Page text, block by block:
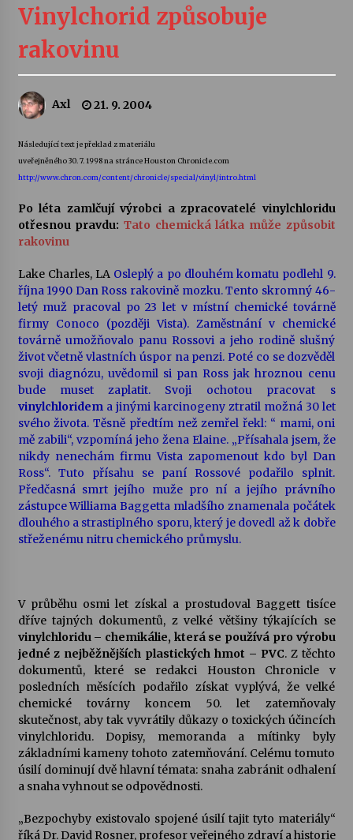
Sukuba Ensemble
4. 8. 2026
kapkou
30. 7. 2026
Pozvánka na integrační festival Quijotova
šedesátka: 28. 7.–1. 8. 2026
Letní koncerty ve Stromovce: Kolchoz a
Jenakaši
28. 7. 2026
Votavžatský ploty
23. 7. 2026
Letní koncerty ve Stromovce: Rufus Miller
22. 7. 2026
Vysočinka
17. 7. 2026
Za kulturou kousek za Humpolec. V Želivě ožije
odkaz Josefa Čapka
13. 7. 2026
Varhanní recitál Michala Novenka v Klášteře
Želiv
3. 7. 2026
Petr Adamec – Malovaný svět
Vinylchorid způsobuje
rakovinu
Axl 21. 9. 2004
Následující text je překlad z materiálu
uveřejněného 30. 7. 1998 na stránce Houston Chronicle.com
http://www.chron.com/content/chronicle/special/vinyl/intro.html
Po léta zamlčují výrobci a zpracovatelé vinylchloridu
otřesnou pravdu: Tato chemická látka může způsobit
rakovinu
Lake Charles, LA Osleplý a po dlouhém komatu podlehl 9.
října 1990 Dan Ross rakovině mozku. Tento skromný 46-
letý muž pracoval po 23 let v místní chemické továrně
firmy Conoco (později Vista). Zaměstnání v chemické
továrně umožňovalo panu Rossovi a jeho rodině slušný
život včetně vlastních úspor na penzi. Poté co se dozvěděl
svoji diagnózu, uvědomil si pan Ross jak hroznou cenu
bude muset zaplatit. Svoji ochotou pracovat s
vinylchloridema jinými karcinogeny ztratil možná 30 let
svého života. Těsně předtím než zemřel řekl: “ mami, oni
mě zabili“, vzpomíná jeho žena Elaine. „Přísahala jsem, že
nikdy nenechám firmu Vista zapomenout kdo byl Dan
Ross“. Tuto přísahu se paní Rossové podařilo splnit.
Předčasná smrt jejího muže pro ní a jejího právního
zástupce Williama Baggetta mladšího znamenala počátek
dlouhého a strastiplného sporu, který je dovedl až k dobře
střeženému nitru chemického průmyslu.
V průběhu osmi let získal a prostudoval Baggett tisíce
dříve tajných dokumentů, z velké většiny týkajících se
vinylchloridu – chemikálie, která se používá pro výrobu
jedné z nejběžnějších plastických hmot – PVC. Z těchto
dokumentů, které se redakci Houston Chronicle v
posledních měsících podařilo získat vyplývá, že velké
chemické továrny koncem 50. let zatemňovaly
skutečnost, aby tak vyvrátily důkazy o toxických účincích
vinylchloridu. Dopisy, memoranda a mítinky byly
základními kameny tohoto zatemňování. Celému tomuto
úsilí dominují dvě hlavní témata: snaha zabránit odhalení
a snaha vyhnout se odpovědnosti.
„Bezpochyby existovalo spojené úsilí tajit tyto materiály“
říká Dr. David Rosner, profesor veřejného zdraví a historie